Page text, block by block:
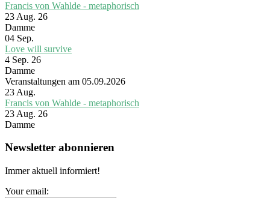
Francis von Wahlde - metaphorisch
23 Aug. 26
Damme
04 Sep.
Love will survive
4 Sep. 26
Damme
Veranstaltungen am 05.09.2026
23 Aug.
Francis von Wahlde - metaphorisch
23 Aug. 26
Damme
Newsletter abonnieren
Immer aktuell informiert!
Your email: